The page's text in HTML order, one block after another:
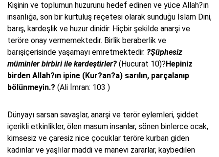
Kişinin ve toplumun huzurunu hedef edinen ve yüce Allah?ın
insanlığa, son bir kurtuluş reçetesi olarak sunduğu İslam Dini,
barış, kardeşlik ve huzur dinidir. Hiçbir şekilde anarşi ve
teröre onay vermemektedir. Birlik beraberlik ve
barışiçerisinde yaşamayı emretmektedir. ?Şüphesiz
müminler birbiri ile kardeştirler? (Hucurat 10)?Hepiniz
birden Allah?ın ipine (Kur?an?a) sarılın, parçalanıp
bölünmeyin.? (Ali İmran: 103 )
Dünyayı sarsan savaşlar, anarşi ve terör eylemleri, şiddet
içerikli etkinlikler, ölen masum insanlar, sönen binlerce ocak,
kimsesiz ve çaresiz nice çocuklar teröre kurban giden
kadınlar ve yaşlılar maddi ve manevi zararlar, kaybedilen